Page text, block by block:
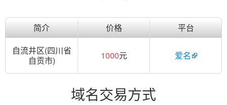
简介 价格
平台
自流井区(四川省
自贡市)
1000元 爱名
域名交易方式